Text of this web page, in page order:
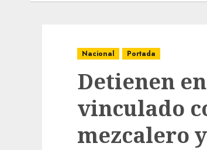
Nacional Portada
Detienen
vinculado
mezcalero